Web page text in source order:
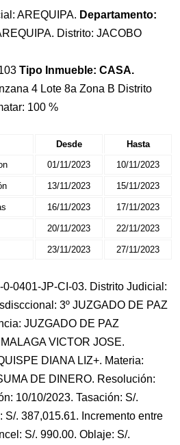
AREQUIPA. Departamento:
Distrito: JACOBO
Tipo Inmueble: CASA.
4 Lote 8a Zona B Distrito
100 %
Desde
Hasta
01/11/2023 10/11/2023
13/11/2023 15/11/2023
16/11/2023 17/11/2023
20/11/2023 22/11/2023
23/11/2023 27/11/2023
0401-JP-CI-03. Distrito Judicial:
3º JUZGADO DE PAZ
JUZGADO DE PAZ
VICTOR JOSE.
DIANA LIZ+. Materia:
DE DINERO. Resolución:
10/10/2023. Tasación: S/.
. 387,015.61. Incremento entre
S/. 990.00. Oblaje: S/.